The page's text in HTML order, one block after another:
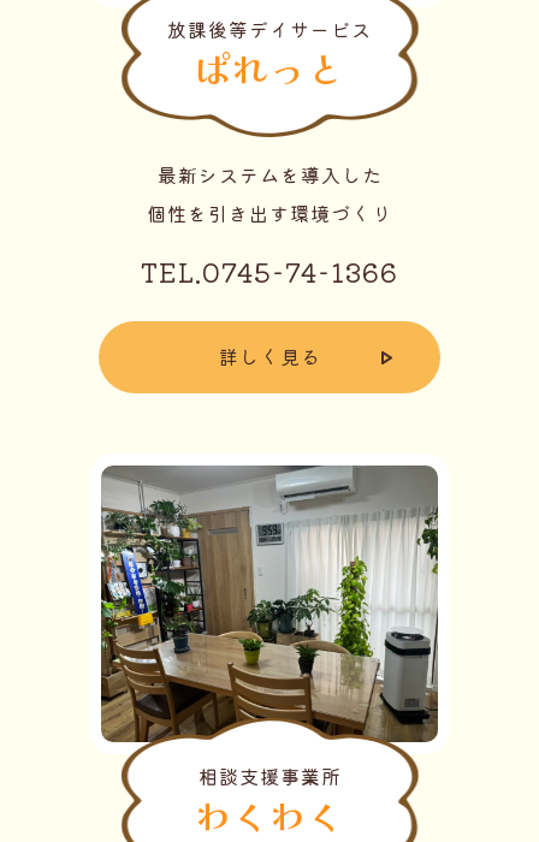
放課後等デイサービス
ぱれっと
最新システムを導入した
個性を引き出す環境づくり
TEL.0745-74-1366
詳しく見る
相談支援事業所
わくわく